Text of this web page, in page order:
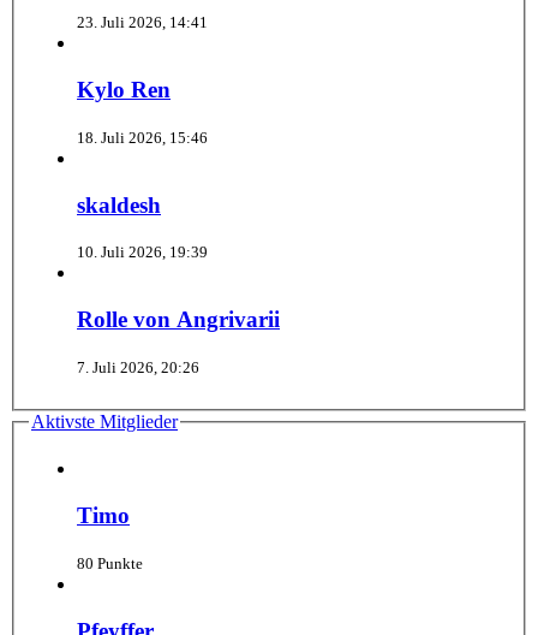
23. Juli 2026, 14:41
Kylo Ren
18. Juli 2026, 15:46
skaldesh
10. Juli 2026, 19:39
Rolle von Angrivarii
7. Juli 2026, 20:26
Aktivste Mitglieder
Timo
80 Punkte